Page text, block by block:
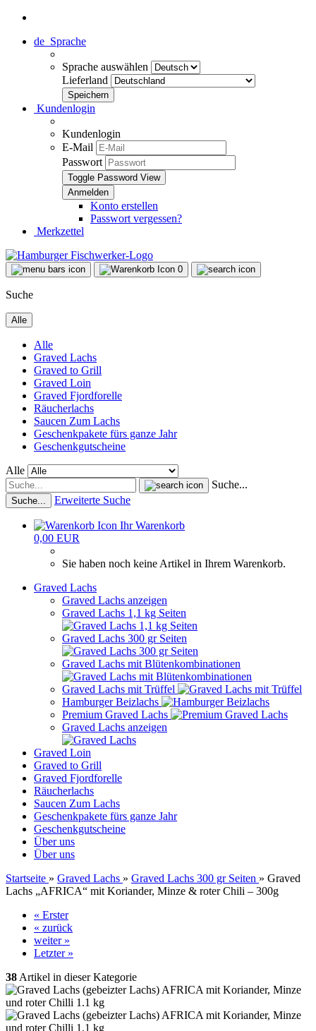
de Sprache
Sprache auswählen
Lieferland
Kundenlogin
Kundenlogin
E-Mail
Passwort
Toggle Password View
Konto erstellen
Passwort vergessen?
Merkzettel
0
Suche
Alle
Alle
Graved Lachs
Graved to Grill
Graved Loin
Graved Fjordforelle
Räucherlachs
Saucen Zum Lachs
Geschenkpakete fürs ganze Jahr
Geschenkgutscheine
Alle
Suche...
Suche... Erweiterte Suche
Ihr Warenkorb
0,00 EUR
Sie haben noch keine Artikel in Ihrem Warenkorb.
Graved Lachs
Graved Lachs anzeigen
Graved Lachs 1,1 kg Seiten
Graved Lachs 300 gr Seiten
Graved Lachs mit Blütenkombinationen
Graved Lachs mit Trüffel
Hamburger Beizlachs
Premium Graved Lachs
Graved Lachs anzeigen
Graved Loin
Graved to Grill
Graved Fjordforelle
Räucherlachs
Saucen Zum Lachs
Geschenkpakete fürs ganze Jahr
Geschenkgutscheine
Über uns
Über uns
Startseite » Graved Lachs » Graved Lachs 300 gr Seiten » Graved
Lachs „AFRICA“ mit Koriander, Minze & roter Chili – 300g
« Erster
« zurück
weiter »
Letzter »
38 Artikel in dieser Kategorie